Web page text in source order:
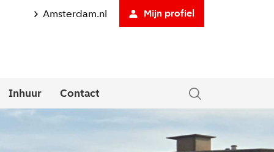
Amsterdam.nl Mijn profiel
Inhuur Contact